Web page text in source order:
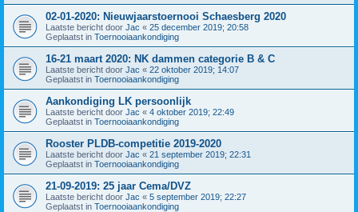
02-01-2020: Nieuwjaarstoernooi Schaesberg 2020
Laatste bericht door Jac « 25 december 2019; 20:58
Geplaatst in Toernooiaankondiging
16-21 maart 2020: NK dammen categorie B & C
Laatste bericht door Jac « 22 oktober 2019; 14:07
Geplaatst in Toernooiaankondiging
Aankondiging LK persoonlijk
Laatste bericht door Jac « 4 oktober 2019; 22:49
Geplaatst in Toernooiaankondiging
Rooster PLDB-competitie 2019-2020
Laatste bericht door Jac « 21 september 2019; 22:31
Geplaatst in Toernooiaankondiging
21-09-2019: 25 jaar Cema/DVZ
Laatste bericht door Jac « 5 september 2019; 22:27
Geplaatst in Toernooiaankondiging